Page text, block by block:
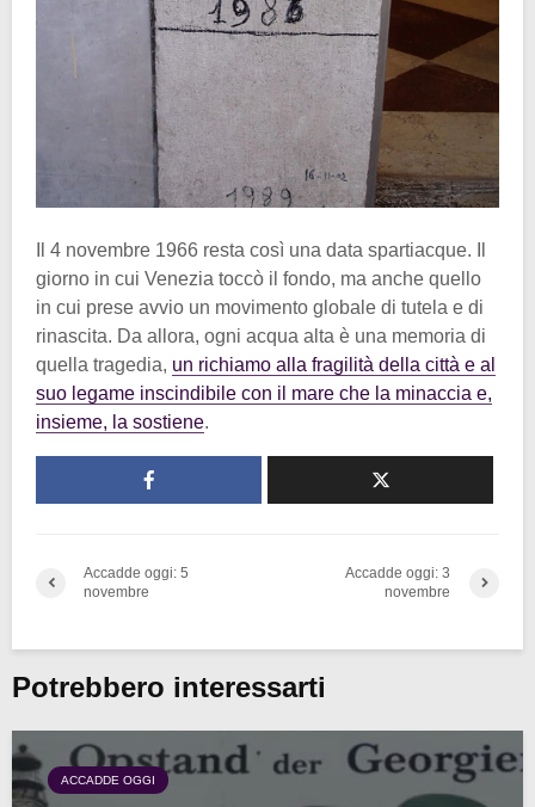
Il 4 novembre 1966 resta così una data spartiacque. Il
giorno in cui Venezia toccò il fondo, ma anche quello
in cui prese avvio un movimento globale di tutela e di
rinascita. Da allora, ogni acqua alta è una memoria di
quella tragedia, un richiamo alla fragilità della città e al
suo legame inscindibile con il mare che la minaccia e,
insieme, la sostiene.
Accadde oggi: 5
novembre
Accadde oggi: 3
novembre
Potrebbero interessarti
ACCADDE OGGI